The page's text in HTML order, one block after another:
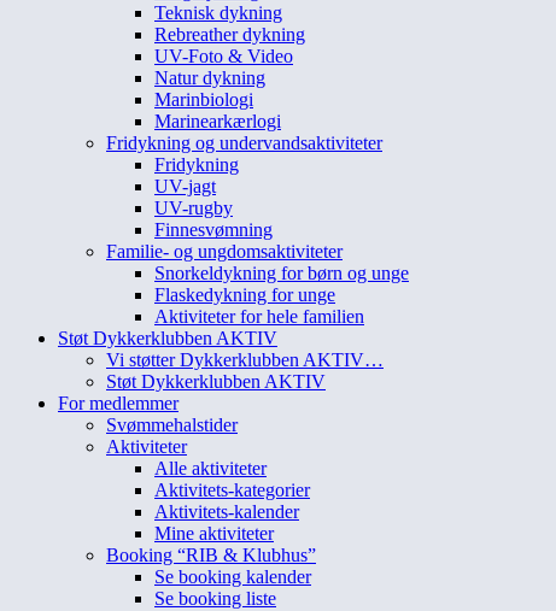
Teknisk dykning
Rebreather dykning
UV-Foto & Video
Natur dykning
Marinbiologi
Marinearkærlogi
Fridykning og undervandsaktiviteter
Fridykning
UV-jagt
UV-rugby
Finnesvømning
Familie- og ungdomsaktiviteter
Snorkeldykning for børn og unge
Flaskedykning for unge
Aktiviteter for hele familien
Støt Dykkerklubben AKTIV
Vi støtter Dykkerklubben AKTIV…
Støt Dykkerklubben AKTIV
For medlemmer
Svømmehalstider
Aktiviteter
Alle aktiviteter
Aktivitets-kategorier
Aktivitets-kalender
Mine aktiviteter
Booking “RIB & Klubhus”
Se booking kalender
Se booking liste